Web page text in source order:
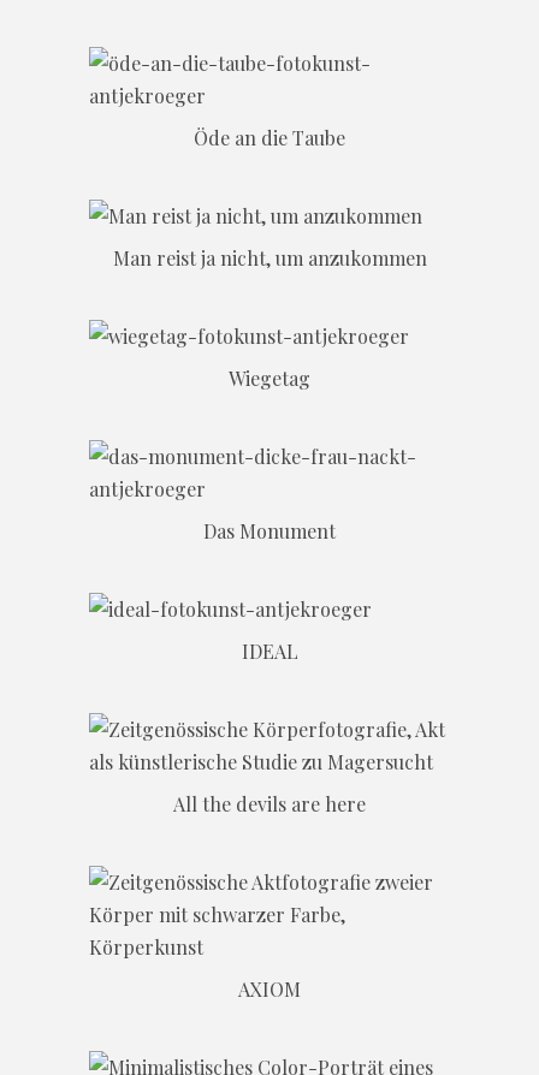
Öde an die Taube
Man reist ja nicht, um anzukommen
Wiegetag
Das Monument
IDEAL
All the devils are here
AXIOM